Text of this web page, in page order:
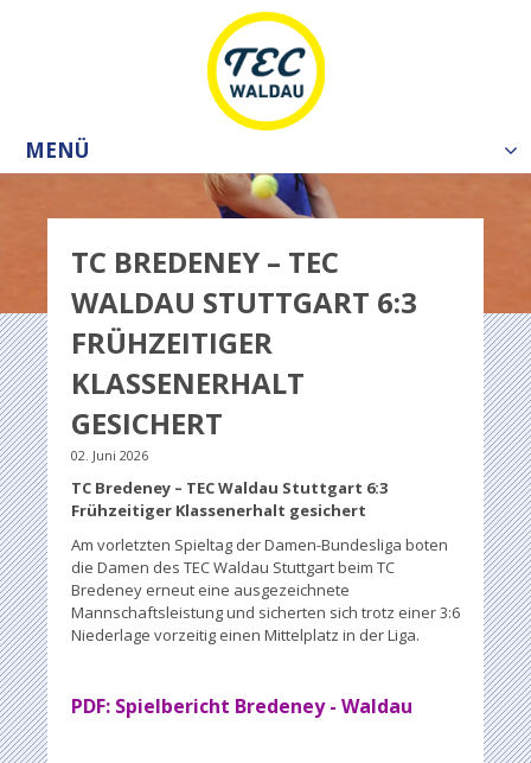
MENÜ
TC BREDENEY – TEC
WALDAU STUTTGART 6:3
FRÜHZEITIGER
KLASSENERHALT
GESICHERT
02. Juni 2026
TC Bredeney – TEC Waldau Stuttgart 6:3
Frühzeitiger Klassenerhalt gesichert
Am vorletzten Spieltag der Damen-Bundesliga boten
die Damen des TEC Waldau Stuttgart beim TC
Bredeney erneut eine ausgezeichnete
Mannschaftsleistung und sicherten sich trotz einer 3:6
Niederlage vorzeitig einen Mittelplatz in der Liga.
PDF: Spielbericht Bredeney - Waldau